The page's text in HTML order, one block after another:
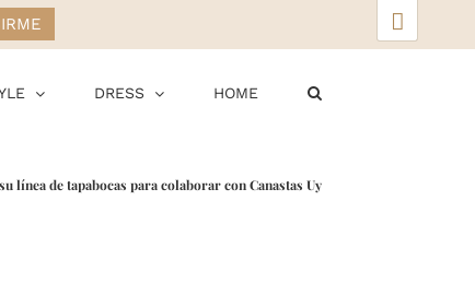
DRESS HOME
línea de tapabocas para colaborar con Canastas Uy